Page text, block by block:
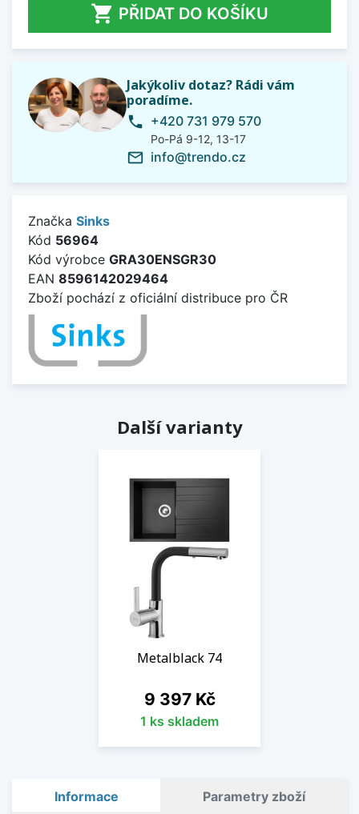
 PŘIDAT DO KOŠÍKU
Jakýkoliv dotaz? Rádi vám
poradíme.
phone +420 731 979 570
Po-Pá 9-12, 13-17
mail_outline info@trendo.cz
Značka Sinks
Kód 56964
Kód výrobce GRA30ENSGR30
EAN 8596142029464
Zboží pochází z oficiální distribuce pro ČR
Další varianty
Metalblack 74
Cena
9 397 Kč
1 ks skladem
Informace Parametry zboží